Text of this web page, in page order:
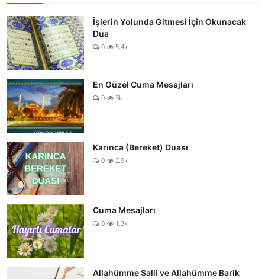
DİNİ BİLGİLER
İşlerin Yolunda Gitmesi İçin Okunacak
Dua
0 5.4k
En Güzel Cuma Mesajları
0 3k
Karınca (Bereket) Duası
0 2.9k
Cuma Mesajları
0 1.3k
Allahümme Salli ve Allahümme Barik